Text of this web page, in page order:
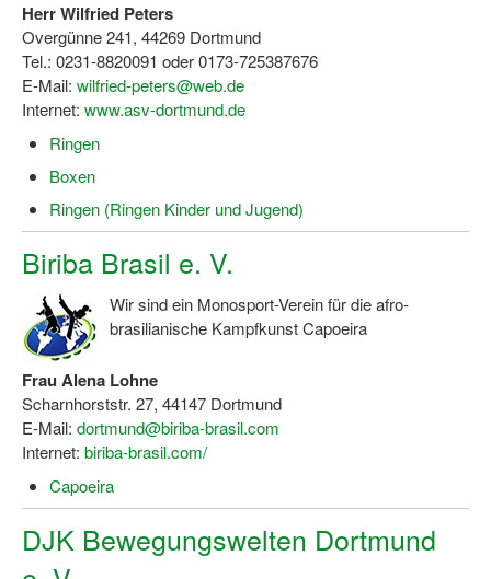
Reha-Sportangebote in NRW suchen
Sportjugend
Vorstand Sportjugend
Vereinsentwicklung – Zeig dein Profil
Ferienfreizeiten
Sporthelferforum
Kinder- und Jugendqualifizierung
Kinderschutz im Sport
Herr Wilfried Peters
Overgünne 241, 44269 Dortmund
Tel.: 0231-8820091 oder 0173-725387676
E-Mail: wilfried-peters@web.de
Internet: www.asv-dortmund.de
Ringen
Boxen
Ringen (Ringen Kinder und Jugend)
Biriba Brasil e. V.
Wir sind ein Monosport-Verein für die afro-
brasilianische Kampfkunst Capoeira
Frau Alena Lohne
Scharnhorststr. 27, 44147 Dortmund
E-Mail: dortmund@biriba-brasil.com
Internet: biriba-brasil.com/
Capoeira
DJK Bewegungswelten Dortmund